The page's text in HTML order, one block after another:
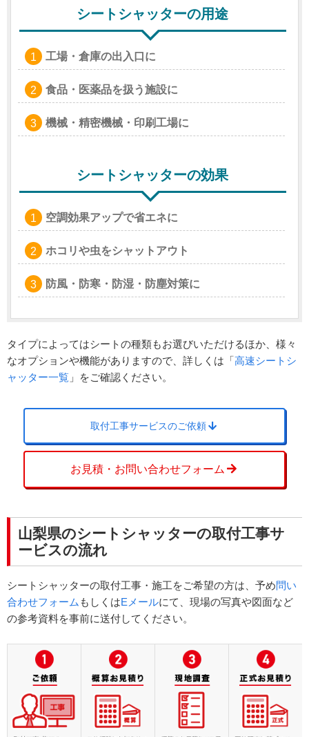
シートシャッターの用途
工場・倉庫の出入口に
食品・医薬品を扱う施設に
機械・精密機械・印刷工場に
シートシャッターの効果
空調効果アップで省エネに
ホコリや虫をシャットアウト
防風・防寒・防湿・防塵対策に
タイプによってはシートの種類もお選びいただけるほか、様々
なオプションや機能がありますので、詳しくは「高速シートシ
ャッター一覧 」をご確認ください。
取付工事サービスのご依頼
お見積・お問い合わせフォーム
山梨県のシートシャッターの取付工事サ
ービスの流れ
シートシャッターの取付工事・施工をご希望の方は、予め問い
合わせフォーム もしくはEメールにて、現場の写真や図面など
の参考資料を事前に送付してください。